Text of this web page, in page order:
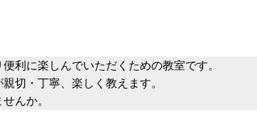
利に楽しんでいただくための教室です。
切・丁寧、楽しく教えます。
んか。